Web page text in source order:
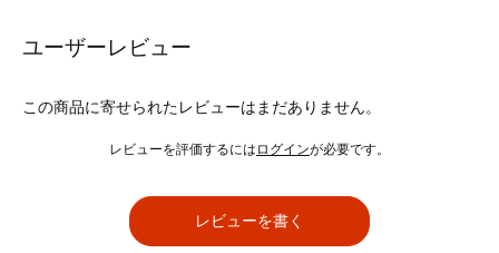
ユーザーレビュー
この商品に寄せられたレビューはまだありません。
レビューを評価するには ログインが必要です。
レビューを書く